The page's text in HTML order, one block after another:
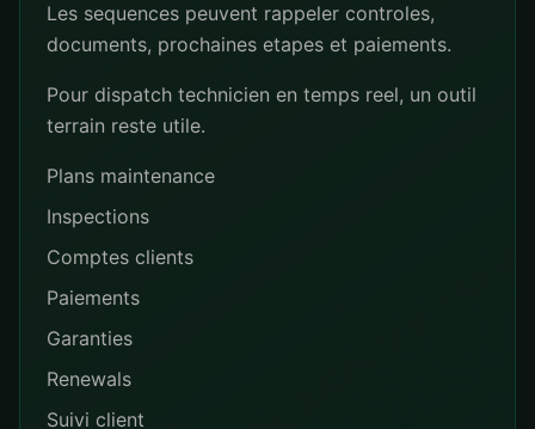
Les sequences peuvent rappeler controles,
documents, prochaines etapes et paiements.
Pour dispatch technicien en temps reel, un outil
terrain reste utile.
Plans maintenance
Inspections
Comptes clients
Paiements
Garanties
Renewals
Suivi client